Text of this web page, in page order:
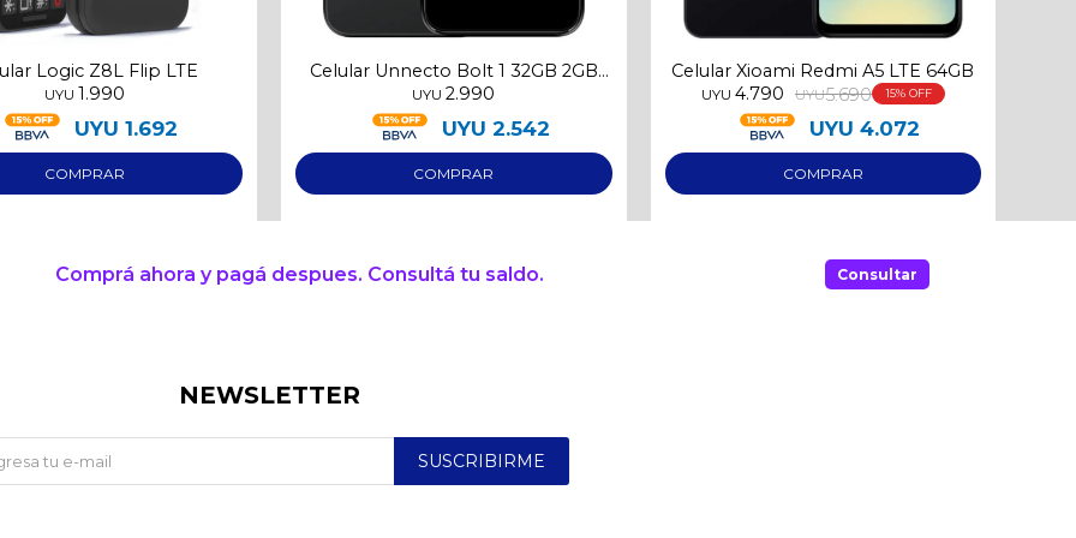
Logic Z8L Flip LTE
UYU 1.990
UYU 1.692
Celular Unnecto Bolt 1 32GB 2GB
RAM
UYU 2.990
UYU 2.542
Celular Xioami Redmi A5 LTE 64GB
UYU 4.790 UYU5.690 15
UYU 4.072
Comprá ahora y pagá despues. Consultá tu saldo. Consultar
NEWSLETTER
SUSCRIBIRME